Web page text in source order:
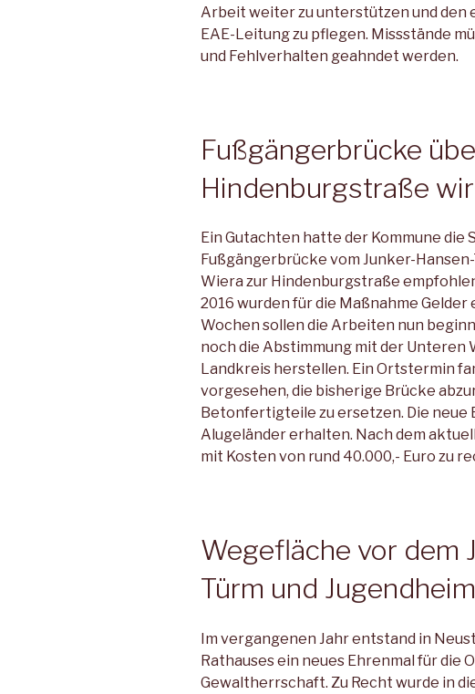
Arbeit weiter zu unterstützen und den
EAE-Leitung zu pflegen. Missstände
und Fehlverhalten geahndet werden.
Fußgängerbrücke
Hindenburgstraße
Ein Gutachten hatte der Kommune die
Fußgängerbrücke vom Junker-
Wiera zur Hindenburgstraße
2016 wurden für die Maßnahme
Wochen sollen die Arbeiten nun
noch die Abstimmung mit der Unteren
Landkreis herstellen. Ein Ortstermin
vorgesehen, die bisherige Brücke
Betonfertigteile zu ersetzen. Die neue
Alugeländer erhalten. Nach dem
mit Kosten von rund 40.000,- Euro zu
Wegefläche vor dem
Türm und
Im vergangenen Jahr entstand in
Rathauses ein neues Ehrenmal für die
Gewaltherrschaft. Zu Recht wurde in